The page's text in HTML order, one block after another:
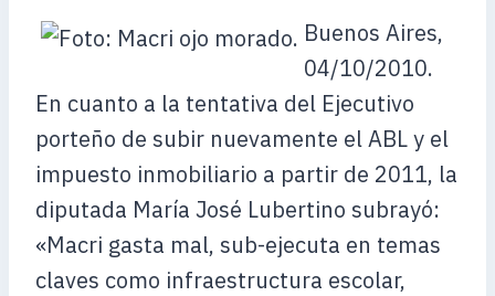
Buenos Aires,
04/10/2010.
En cuanto a la tentativa del Ejecutivo
porteño de subir nuevamente el ABL y el
impuesto inmobiliario a partir de 2011, la
diputada María José Lubertino subrayó:
«Macri gasta mal, sub-ejecuta en temas
claves como infraestructura escolar,